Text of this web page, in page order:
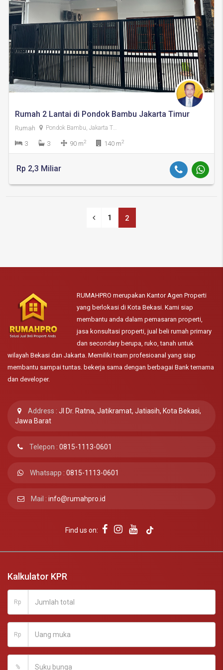
Rumah 2 Lantai di Pondok Bambu Jakarta Timur
Rumah Pondok Bambu, Jakarta Timur
3 3 90 m2 140 m2
Rp 2,3 Miliar
1 2
RUMAHPRO merupakan Kantor Agen Properti
yang berlokasi di Kota Bekasi. Kami siap
membantu anda dalam pemasaran properti,
jasa konsultasi properti, jual beli rumah primary
dan secondary berupa, ruko, tanah untuk
wilayah Bekasi dan Jakarta. Memiliki team profesioanal yang siap
membantu sampai tuntas. bekerja sama dengan berbagai Bank ternama
dan developer.
Address : Jl Dr. Ratna, Jatikramat, Jatiasih, Kota Bekasi,
Jawa Barat
Telepon : 0815-1113-0601
Whatsapp : 0815-1113-0601
Mail : info@rumahpro.id
Find us on:
Kalkulator KPR
Rp
Rp
%